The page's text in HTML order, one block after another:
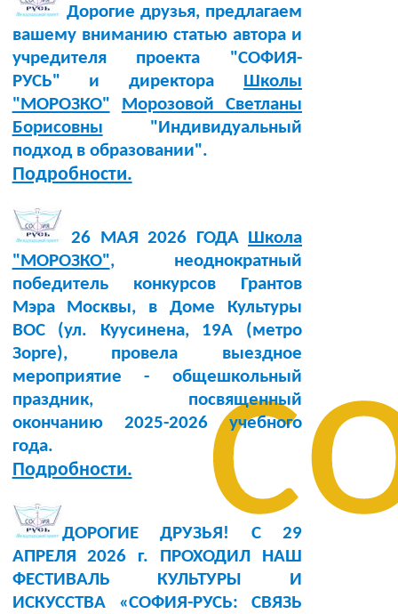
Дорогие друзья, предлагаем
вашему вниманию статью автора и
учредителя проекта "СОФИЯ-
РУСЬ" и директора Школы
"МОРОЗКО"
Морозовой Светланы
Борисовны "Индивидуальный
подход в образовании".
Подробности.
26 МАЯ 2026 ГОДА Школа
"МОРОЗКО", неоднократный
победитель конкурсов Грантов
Мэра Москвы, в Доме Культуры
BOC (ул. Куусинена, 19А (метро
Зорге), провела выездное
мероприятие - общешкольный
праздник, посвященный
окончанию 2025-2026 учебного
года.
Подробности.
ДОРОГИЕ ДРУЗЬЯ! С 29
АПРЕЛЯ 2026 г. ПРОХОДИЛ НАШ
ФЕСТИВАЛЬ КУЛЬТУРЫ И
ИСКУССТВА «СОФИЯ-РУСЬ: СВЯЗЬ